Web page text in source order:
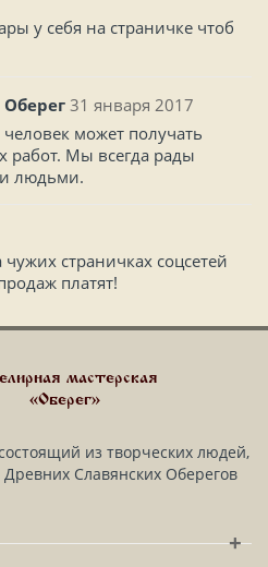
у себя на страничке чтоб
Оберег 31 января 2017
может получать
работ. Мы всегда рады
людьми.
страничках соцсетей
платят!
мастерская
«Оберег»
из творческих людей,
Славянских Оберегов
+